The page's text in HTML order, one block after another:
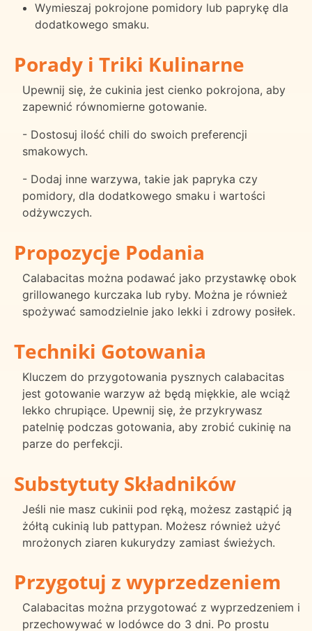
Wymieszaj pokrojone pomidory lub paprykę dla
dodatkowego smaku.
Porady i Triki Kulinarne
Upewnij się, że cukinia jest cienko pokrojona, aby
zapewnić równomierne gotowanie.
- Dostosuj ilość chili do swoich preferencji
smakowych.
- Dodaj inne warzywa, takie jak papryka czy
pomidory, dla dodatkowego smaku i wartości
odżywczych.
Propozycje Podania
Calabacitas można podawać jako przystawkę obok
grillowanego kurczaka lub ryby. Można je również
spożywać samodzielnie jako lekki i zdrowy posiłek.
Techniki Gotowania
Kluczem do przygotowania pysznych calabacitas
jest gotowanie warzyw aż będą miękkie, ale wciąż
lekko chrupiące. Upewnij się, że przykrywasz
patelnię podczas gotowania, aby zrobić cukinię na
parze do perfekcji.
Substytuty Składników
Jeśli nie masz cukinii pod ręką, możesz zastąpić ją
żółtą cukinią lub pattypan. Możesz również użyć
mrożonych ziaren kukurydzy zamiast świeżych.
Przygotuj z wyprzedzeniem
Calabacitas można przygotować z wyprzedzeniem i
przechowywać w lodówce do 3 dni. Po prostu